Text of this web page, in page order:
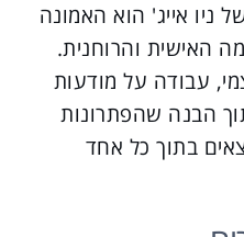
ניו אייג' הוא האמונה
האישית והרוחנית.
עבודה על מודעות
הבנה שהפתרונות
בתוך כל אחד